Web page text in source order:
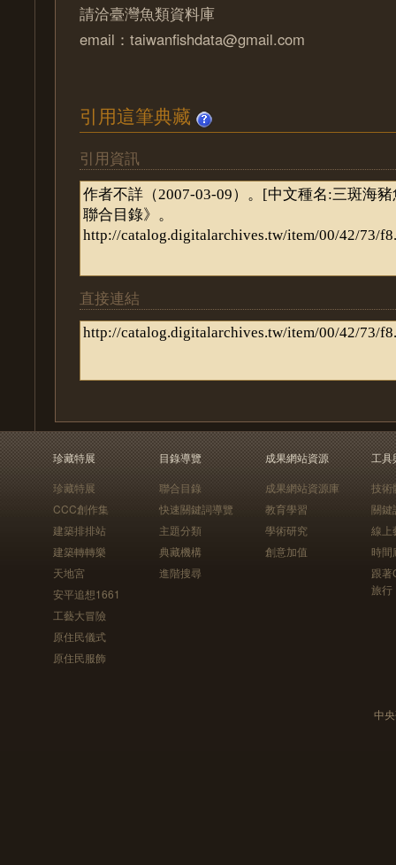
請洽臺灣魚類資料庫
email：taiwanfishdata@gmail.com
引用這筆典藏
引用資訊
直接連結
珍藏特展
珍藏特展
CCC創作集
建築排排站
建築轉轉樂
天地宮
安平追想1661
工藝大冒險
原住民儀式
原住民服飾
目錄導覽
聯合目錄
快速關鍵詞導覽
主題分類
典藏機構
進階搜尋
成果網站資源
成果網站資源庫
教育學習
學術研究
創意加值
工具
技術
關鍵
線上
時間
跟
旅行
中